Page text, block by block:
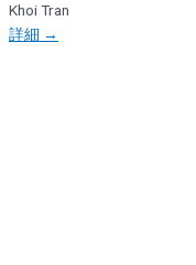
Khoi Tran
詳細 →